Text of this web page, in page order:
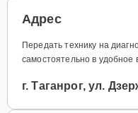
Адрес
Передать технику на
самостоятельно в удобное
г. Таганрог, ул.